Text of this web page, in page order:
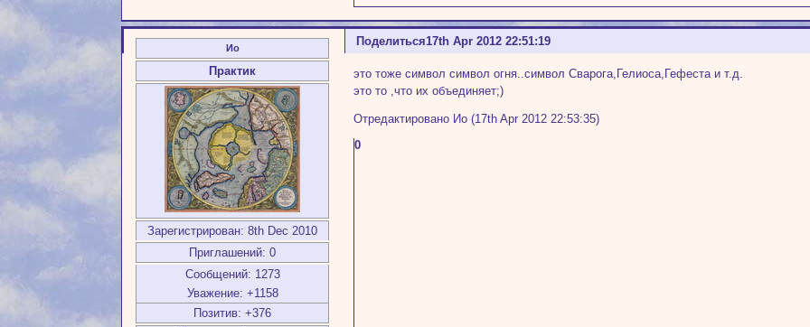
Поделиться17th Apr 2012 22:51:19
Ио
Практик
Зарегистрирован: 8th Dec 2010
Приглашений: 0
Сообщений: 1273
Уважение: +1158
Позитив: +376
это тоже символ символ огня..символ Сварога,Гелиоса,Гефеста и т.д.
это то ,что их объединяет;)
Отредактировано Ио (17th Apr 2012 22:53:35)
0